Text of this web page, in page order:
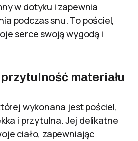
w dotyku i zapewnia
podczas snu. To pościel,
serce swoją wygodą i
materiału
wykonana jest pościel,
i przytulna. Jej delikatne
ciało, zapewniając